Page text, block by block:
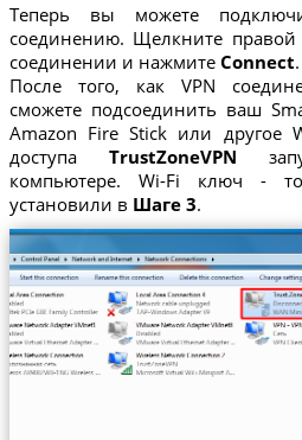
Теперь вы можете
соединению. Щелкните
соединении и нажмите Connect.
После того, как VPN
сможете подсоединить ваш
Amazon Fire Stick или другое
доступа TrustZoneVPN
компьютере. Wi-Fi ключ -
установили в Шаге 3.